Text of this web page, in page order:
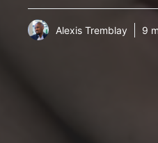
Alexis Tremblay 9